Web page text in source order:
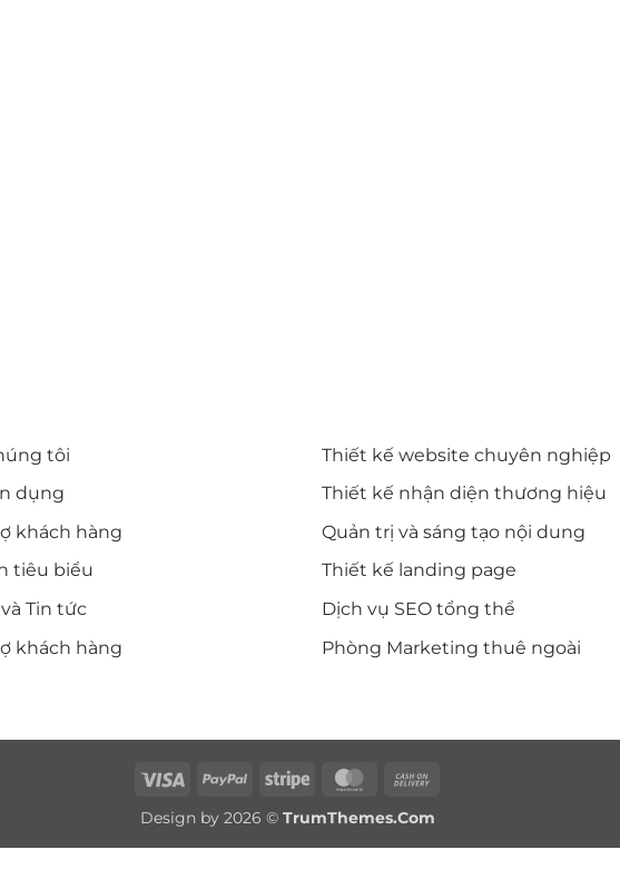
tôi
dụng
khách hàng
tiêu biểu
Tin tức
khách hàng
Thiết kế website chuyên nghiệp
Thiết kế nhận diện thương hiệu
Quản trị và sáng tạo nội dung
Thiết kế landing page
Dịch vụ SEO tổng thể
Phòng Marketing thuê ngoài
Visa PayPal Stripe MasterCard
Delivery
Design by 2026 © TrumThemes.Com